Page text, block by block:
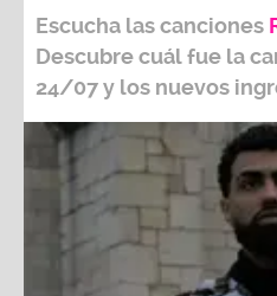
Escucha las canciones
Descubre cuál fue la
24/07y los nuevos